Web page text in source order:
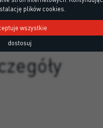
plików cookies.
wszystkie
dostosuj